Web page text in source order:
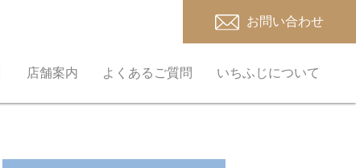
お問い合わせ
店舗案内 よくあるご質問 いちふじについて